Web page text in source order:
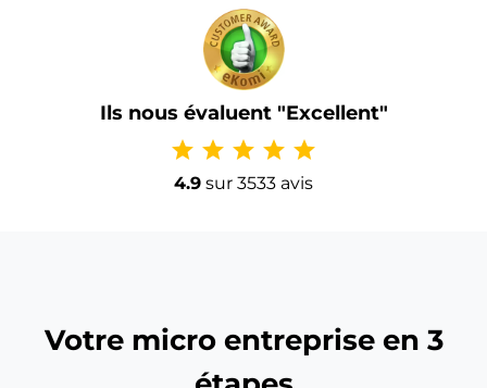
Ils nous évaluent "Excellent"
star star star star star
4.9 sur 3533 avis
Votre micro entreprise en 3